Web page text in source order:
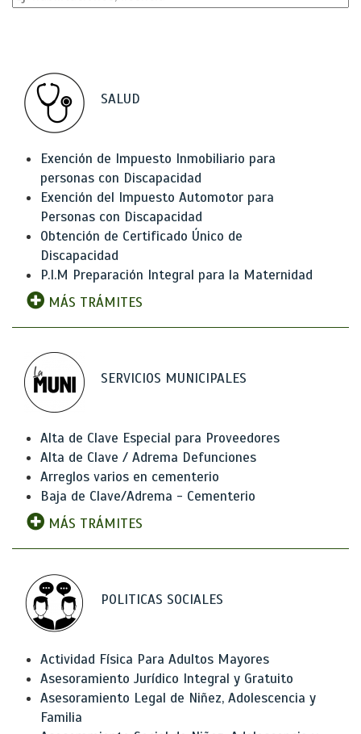
SALUD
Exención de Impuesto Inmobiliario para
personas con Discapacidad
Exención del Impuesto Automotor para
Personas con Discapacidad
Obtención de Certificado Único de
Discapacidad
P.I.M Preparación Integral para la Maternidad
MÁS TRÁMITES
SERVICIOS MUNICIPALES
Alta de Clave Especial para Proveedores
Alta de Clave / Adrema Defunciones
Arreglos varios en cementerio
Baja de Clave/Adrema - Cementerio
MÁS TRÁMITES
POLITICAS SOCIALES
Actividad Física Para Adultos Mayores
Asesoramiento Jurídico Integral y Gratuito
Asesoramiento Legal de Niñez, Adolescencia y
Familia